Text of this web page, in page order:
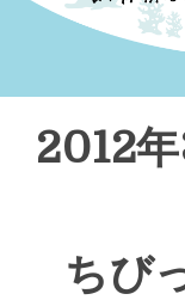
2012年
ちび